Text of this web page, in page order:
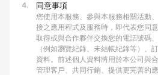
4. 同意事項
您使用本服務、參與本服務相關活動
接之應用程式及服務時，即代表您同
取得或與合作夥伴交換您的電話號碼
（例如瀏覽紀錄、未結帳紀錄等）、
資料。前述個人資料將用於本公司與
管理客戶、共同行銷、提供更完善的